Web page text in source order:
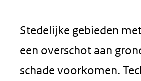
Stedelijke gebieden
een overschot aan
schade voorkomen.